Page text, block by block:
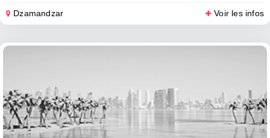
Dzamandzar Voir les infos